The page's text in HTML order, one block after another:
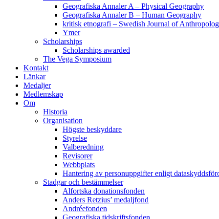
Geografiska Annaler A – Physical Geography
Geografiska Annaler B – Human Geography
kritisk etnografi – Swedish Journal of
Ymer
Scholarships
Scholarships awarded
The Vega Symposium
Kontakt
Länkar
Medaljer
Medlemskap
Om
Historia
Organisation
Högste beskyddare
Styrelse
Valberedning
Revisorer
Webbplats
Hantering av personuppgifter enligt
Stadgar och bestämmelser
Alfortska donationsfonden
Anders Retzius’ medaljfond
Andréefonden
Geografiska tidskriftsfonden